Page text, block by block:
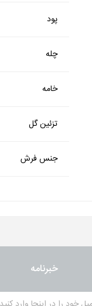
پود
چله
خامه
تزئین گل
جنس فرش
خبرنامه